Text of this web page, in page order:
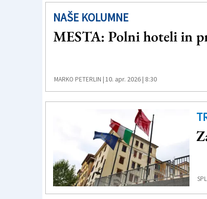
NAŠE KOLUMNE
MESTA: Polni hoteli in
MARKO PETERLIN |10. apr. 2026 | 8:30